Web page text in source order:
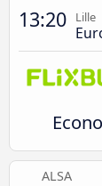
13:20 Lille
ALSA